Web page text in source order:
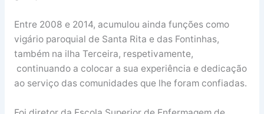
Entre 2008 e 2014, acumulou ainda funções como
vigário paroquial de Santa Rita e das Fontinhas,
também na ilha Terceira, respetivamente,
continuando a colocar a sua experiência e dedicação
ao serviço das comunidades que lhe foram confiadas.